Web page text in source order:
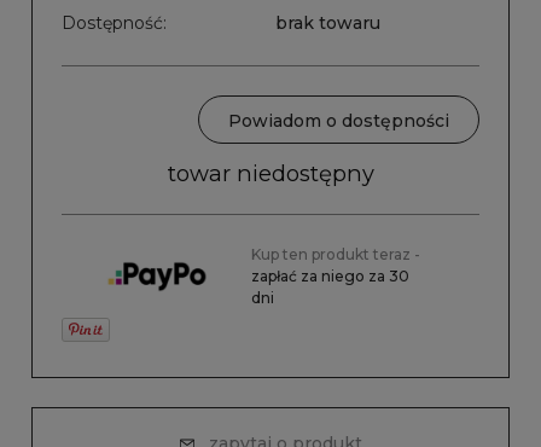
Dostępność: brak towaru
Powiadom o dostępności
towar niedostępny
Kup ten produkt teraz -
zapłać za niego za 30
dni